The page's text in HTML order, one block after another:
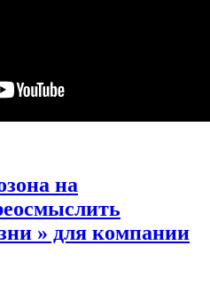
на
» для компании